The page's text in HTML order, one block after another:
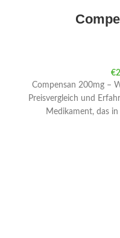
€
Compensan 200mg –
Preisvergleich und
Medikament, das